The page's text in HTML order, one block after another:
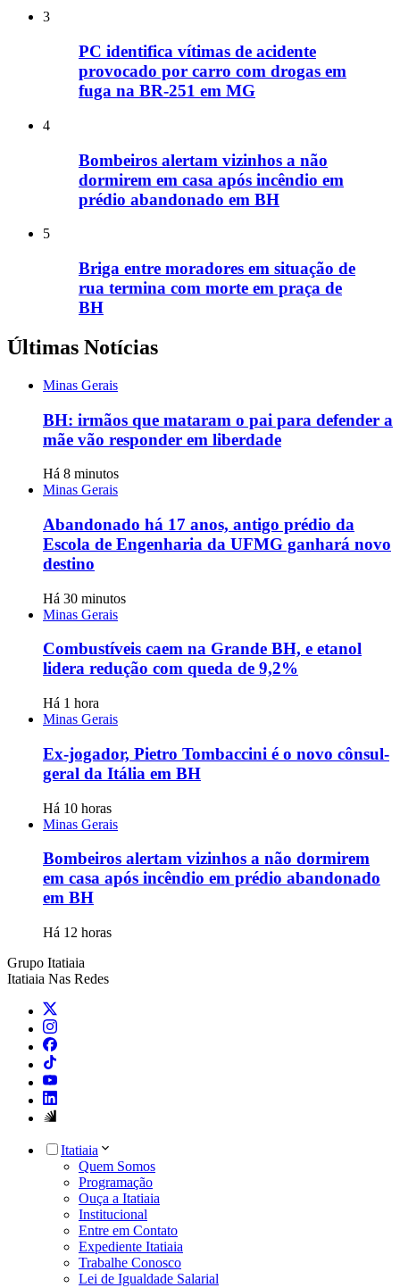
3
PC identifica vítimas de acidente
provocado por carro com drogas em
fuga na BR-251 em MG
4
Bombeiros alertam vizinhos a não
dormirem em casa após incêndio em
prédio abandonado em BH
5
Briga entre moradores em situação de
rua termina com morte em praça de
BH
Últimas Notícias
Minas Gerais
BH: irmãos que mataram o pai para defender a
mãe vão responder em liberdade
Há 8 minutos
Minas Gerais
Abandonado há 17 anos, antigo prédio da
Escola de Engenharia da UFMG ganhará novo
destino
Há 30 minutos
Minas Gerais
Combustíveis caem na Grande BH, e etanol
lidera redução com queda de 9,2%
Há 1 hora
Minas Gerais
Ex-jogador, Pietro Tombaccini é o novo cônsul-
geral da Itália em BH
Há 10 horas
Minas Gerais
Bombeiros alertam vizinhos a não dormirem
em casa após incêndio em prédio abandonado
em BH
Há 12 horas
Grupo Itatiaia
Itatiaia Nas Redes
Itatiaia
Quem Somos
Programação
Ouça a Itatiaia
Institucional
Entre em Contato
Expediente Itatiaia
Trabalhe Conosco
Lei de Igualdade Salarial